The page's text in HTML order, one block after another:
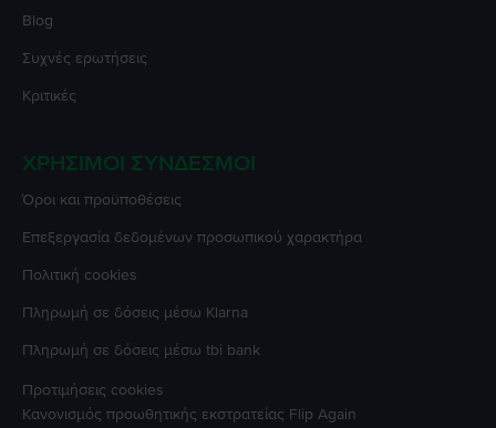
Blog
Συχνές ερωτήσεις
Κριτικές
ΧΡΉΣΙΜΟΙ ΣΎΝΔΕΣΜΟΙ
Όροι και προϋποθέσεις
Επεξεργασία δεδομένων προσωπικού χαρακτήρα
Πολιτική cookies
Πληρωμή σε δόσεις μέσω Klarna
Πληρωμή σε δόσεις μέσω tbi bank
Προτιμήσεις cookies
Κανονισμός προωθητικής εκστρατείας Flip Again